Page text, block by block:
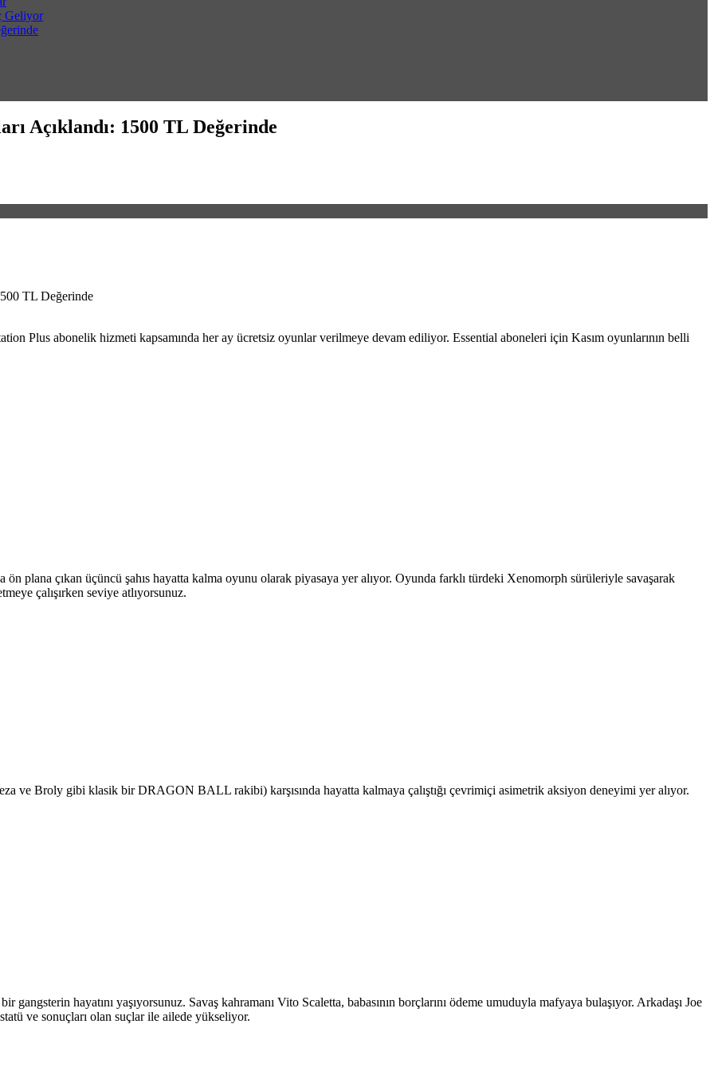
Geliyor
Açıklandı: 1500 TL Değerinde
TL Değerinde
Plus abonelik hizmeti kapsamında her ay ücretsiz oyunlar verilmeye devam ediliyor. Essential aboneleri için Kasım oyunlarının belli
plana çıkan üçüncü şahıs hayatta kalma oyunu olarak piyasaya yer alıyor. Oyunda farklı türdeki Xenomorph sürüleriyle savaşarak
çalışırken seviye atlıyorsunuz.
ve Broly gibi klasik bir DRAGON BALL rakibi) karşısında hayatta kalmaya çalıştığı çevrimiçi asimetrik aksiyon deneyimi yer alıyor.
hayatını yaşıyorsunuz. Savaş kahramanı Vito Scaletta, babasının borçlarını ödeme umuduyla mafyaya bulaşıyor. Arkadaşı Joe
ve sonuçları olan suçlar ile ailede yükseliyor.